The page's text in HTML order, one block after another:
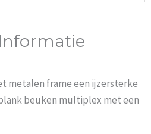
metalen frame een ijzersterke
beuken multiplex met een